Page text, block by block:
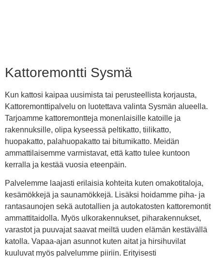
Kattoremontti Sysmä
Kun kattosi kaipaa uusimista tai perusteellista korjausta,
Kattoremonttipalvelu on luotettava valinta Sysmän alueella.
Tarjoamme kattoremontteja monenlaisille katoille ja
rakennuksille, olipa kyseessä peltikatto, tiilikatto,
huopakatto, palahuopakatto tai bitumikatto. Meidän
ammattilaisemme varmistavat, että katto tulee kuntoon
kerralla ja kestää vuosia eteenpäin.
Palvelemme laajasti erilaisia kohteita kuten omakotitaloja,
kesämökkejä ja saunamökkejä. Lisäksi hoidamme piha- ja
rantasaunojen sekä autotallien ja autokatosten kattoremontit
ammattitaidolla. Myös ulkorakennukset, piharakennukset,
varastot ja puuvajat saavat meiltä uuden elämän kestävällä
katolla. Vapaa-ajan asunnot kuten aitat ja hirsihuvilat
kuuluvat myös palvelumme piiriin. Erityisesti